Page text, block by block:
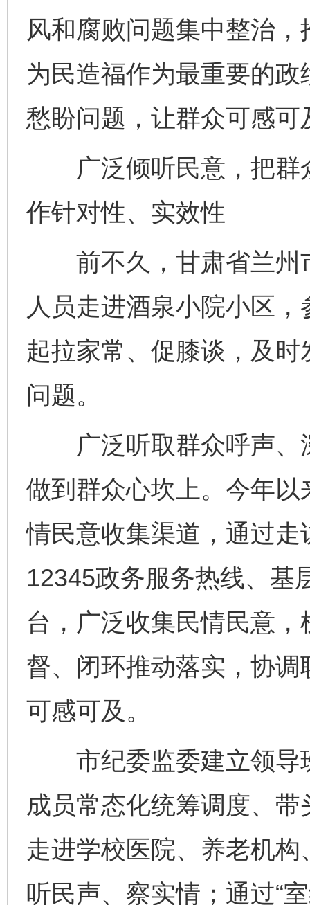
风和腐败问题集中整治
为民造福作为最重要的
愁盼问题，让群众可感可
广泛倾听民意，把群
作针对性、实效性
前不久，甘肃省兰州
人员走进酒泉小院小区
起拉家常、促膝谈，及
问题。
广泛听取群众呼声、
做到群众心坎上。今年
情民意收集渠道，通过
12345政务服务热线、基
台，广泛收集民情民意
督、闭环推动落实，协
可感可及。
市纪委监委建立领导
成员常态化统筹调度、
走进学校医院、养老机
听民声、察实情；通过“